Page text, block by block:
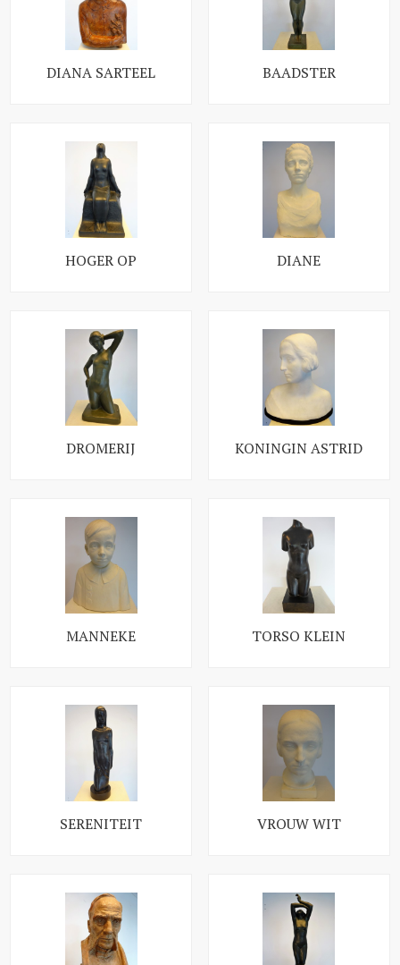
DIANA SARTEEL BAADSTER
HOGER OP DIANE
DROMERIJ KONINGIN ASTRID
MANNEKE TORSO KLEIN
SERENITEIT VROUW WIT